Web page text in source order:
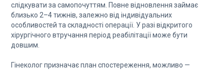
слідкувати за самопочуттям. Повне відновлення займає
близько 2–4 тижнів, залежно від індивідуальних
особливостей та складності операції. У разі відкритого
хірургічного втручання період реабілітації може бути
довшим.
Гінеколог призначає план спостереження, можливо —